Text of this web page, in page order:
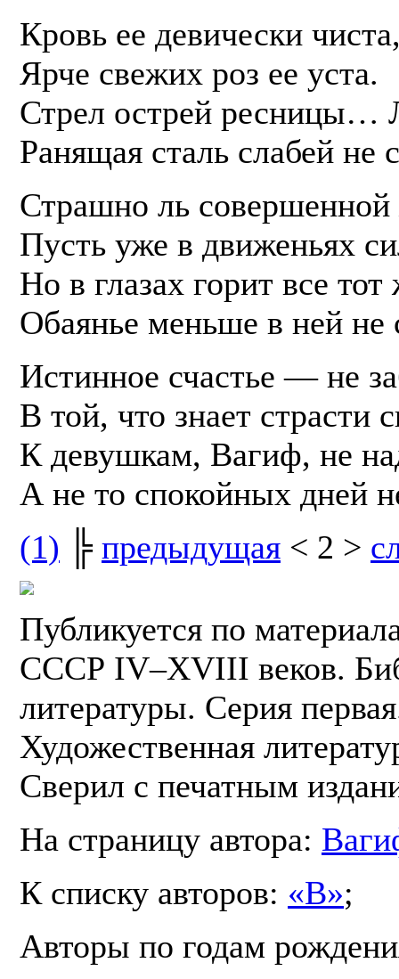
Кровь ее девически
Ярче свежих роз ее уста.
Стрел острей ресницы…
Ранящая сталь слабей не
Страшно ль совершенной
Пусть уже в движеньях
Но в глазах горит все тот
Обаянье меньше в ней не
Истинное счастье — не
В той, что знает страсти
К девушкам, Вагиф, не
А не то спокойных дней
(1) ╠ предыдущая < 2 >
Публикуется по
СССР IV–XVIII веков.
литературы. Серия
Художественная
Сверил с печатным
На страницу автора:
К списку авторов: «В»;
Авторы по годам